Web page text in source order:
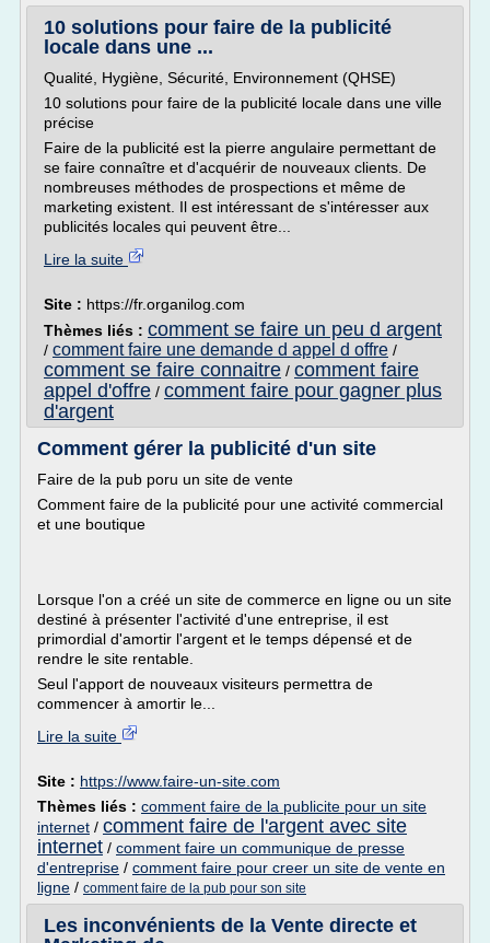
10 solutions pour faire de la publicité
locale dans une ...
Qualité, Hygiène, Sécurité, Environnement (QHSE)
10 solutions pour faire de la publicité locale dans une ville
précise
Faire de la publicité est la pierre angulaire permettant de
se faire connaître et d'acquérir de nouveaux clients. De
nombreuses méthodes de prospections et même de
marketing existent. Il est intéressant de s'intéresser aux
publicités locales qui peuvent être...
Lire la suite
Site : https://fr.organilog.com
Thèmes liés : comment se faire un peu d argent
/ comment faire une demande d appel d offre /
comment se faire connaitre / comment faire
appel d'offre / comment faire pour gagner plus
d'argent
Comment gérer la publicité d'un site
Faire de la pub poru un site de vente
Comment faire de la publicité pour une activité commercial
et une boutique
Lorsque l'on a créé un site de commerce en ligne ou un site
destiné à présenter l'activité d'une entreprise, il est
primordial d'amortir l'argent et le temps dépensé et de
rendre le site rentable.
Seul l'apport de nouveaux visiteurs permettra de
commencer à amortir le...
Lire la suite
Site : https://www.faire-un-site.com
Thèmes liés : comment faire de la publicite pour un site
internet / comment faire de l'argent avec site
internet / comment faire un communique de presse
d'entreprise / comment faire pour creer un site de vente en
ligne / comment faire de la pub pour son site
Les inconvénients de la Vente directe et